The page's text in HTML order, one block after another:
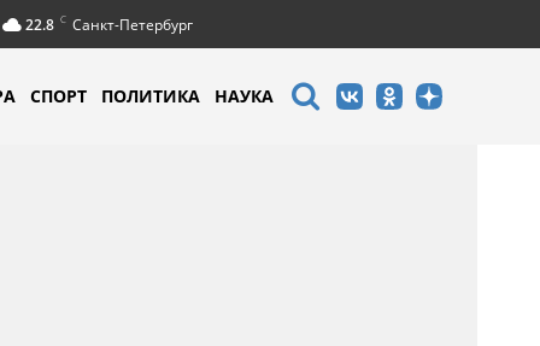
22.8 C Санкт-Петербург
СПОРТ ПОЛИТИКА НАУКА